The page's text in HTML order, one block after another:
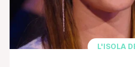
L'ISOLA